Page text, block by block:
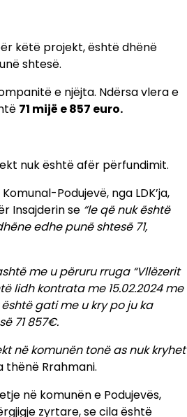
këtë projekt, është dhënë
shtesë.
e njëjta. Ndërsa vlera e
71 mijë e 857 euro.
nuk është afër përfundimit.
Podujevë, nga LDK’ja,
Insajderin se “le që nuk është
edhe punë shtesë 71,
me u përuru rruga “Vllëzerit
lidh kontrata me 15.02.2024 me
gati me u kry po ju ka
71 857€.
në komunën tonë as nuk kryhet
thënë Rrahmani.
në komunën e Podujevës,
zyrtare, se cila është